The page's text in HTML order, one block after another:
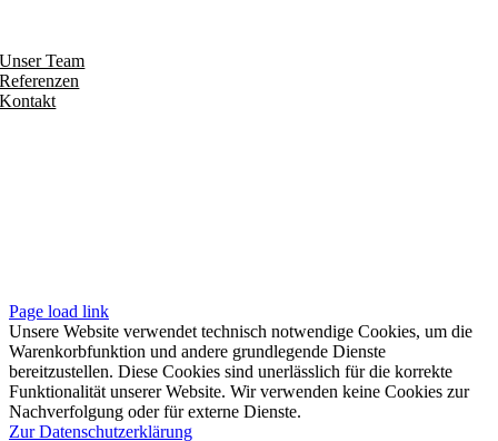
Unser Team
Referenzen
Kontakt
Page load link
Unsere Website verwendet technisch notwendige Cookies, um die
Warenkorbfunktion und andere grundlegende Dienste
bereitzustellen. Diese Cookies sind unerlässlich für die korrekte
Funktionalität unserer Website. Wir verwenden keine Cookies zur
Nachverfolgung oder für externe Dienste.
Zur Datenschutzerklärung